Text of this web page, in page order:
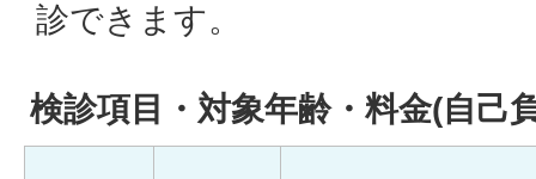
診できます。
検診項目・対象年齢・料金(自己